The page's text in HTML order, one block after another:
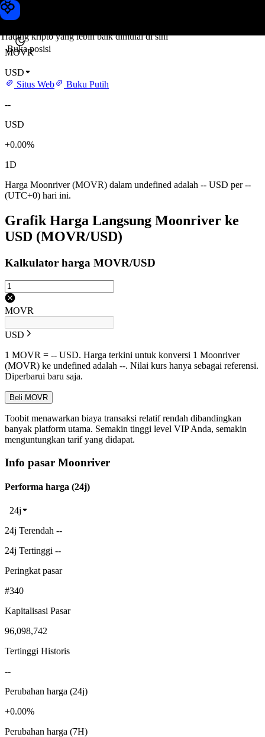
Trading kripto yang lebih baik dimulai di sini
Buka posisi
Harga Moonriver
MOVR
USD
Situs Web
Buku Putih
--
USD
+0.00%
1D
Harga Moonriver (MOVR) dalam undefined adalah -- USD per --
(UTC+0) hari ini.
Grafik Harga Langsung Moonriver ke
USD (MOVR/USD)
Kalkulator harga MOVR/USD
MOVR
USD
1 MOVR = -- USD. Harga terkini untuk konversi 1 Moonriver
(MOVR) ke undefined adalah --. Nilai kurs hanya sebagai referensi.
Diperbarui baru saja.
Beli MOVR
Toobit menawarkan biaya transaksi relatif rendah dibandingkan
banyak platform utama. Semakin tinggi level VIP Anda, semakin
menguntungkan tarif yang didapat.
Info pasar Moonriver
Performa harga (24j)
24j
24j Terendah --
24j Tertinggi --
Peringkat pasar
#340
Kapitalisasi Pasar
96,098,742
Tertinggi Historis
--
Perubahan harga (24j)
+0.00%
Perubahan harga (7H)